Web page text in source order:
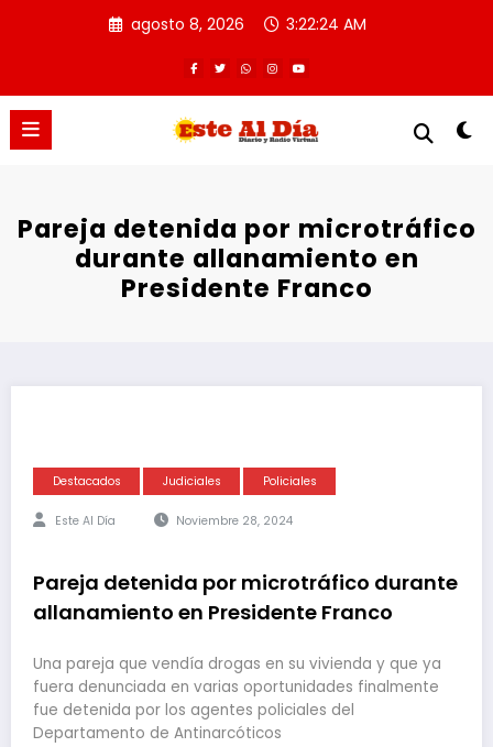
agosto 8, 2026 3:22:24 AM
Pareja detenida por microtráfico
durante allanamiento en
Presidente Franco
Destacados Judiciales Policiales
Este Al Día Noviembre 28, 2024
Pareja detenida por microtráfico durante
allanamiento en Presidente Franco
Una pareja que vendía drogas en su vivienda y que ya
fuera denunciada en varias oportunidades finalmente
fue detenida por los agentes policiales del
Departamento de Antinarcóticos